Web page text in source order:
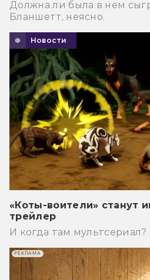
Должна ли была в нем
Бланшетт, неясно.
Новости
«Коты-воители» станут
трейлер
И когда там мультсериал?
РЕКЛАМА